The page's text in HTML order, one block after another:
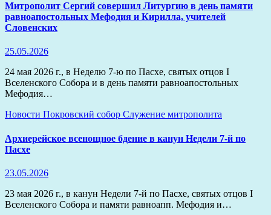
Митрополит Сергий совершил Литургию в день памяти
равноапостольных Мефодия и Кирилла, учителей
Словенских
25.05.2026
24 мая 2026 г., в Неделю 7-ю по Пасхе, святых отцов I
Вселенского Собора и в день памяти равноапостольных
Мефодия…
Новости Покровский собор Служение митрополита
Архиерейское всенощное бдение в канун Недели 7-й по
Пасхе
23.05.2026
23 мая 2026 г., в канун Недели 7-й по Пасхе, святых отцов I
Вселенского Собора и памяти равноапп. Мефодия и…